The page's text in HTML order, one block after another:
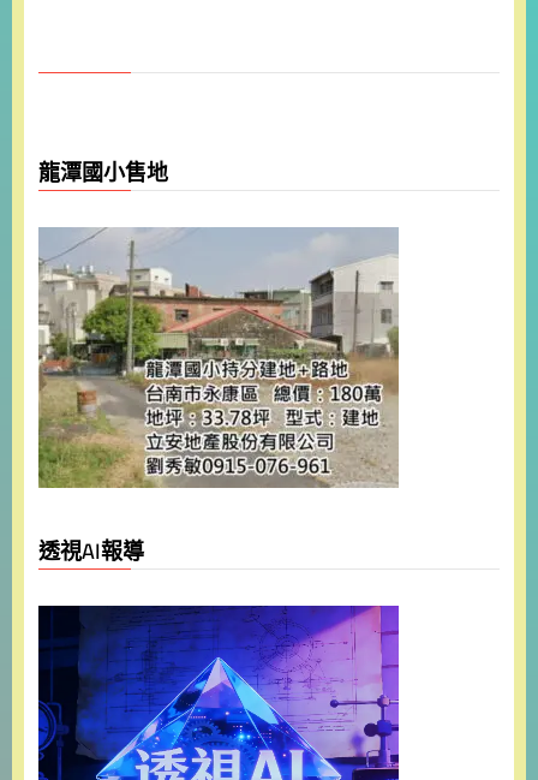
龍潭國小售地
透視AI報導